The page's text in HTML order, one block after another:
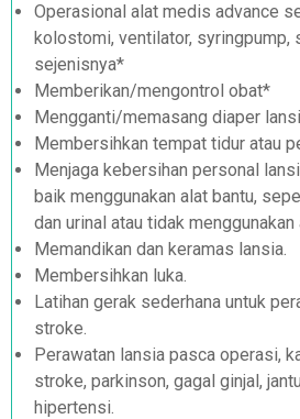
Operasional alat medis advance
kolostomi, ventilator, syringpump,
sejenisnya*
Memberikan/mengontrol obat*
Mengganti/memasang diaper
Membersihkan tempat tidur atau
Menjaga kebersihan personal
baik menggunakan alat bantu,
dan urinal atau tidak menggunakan
Memandikan dan keramas lansia.
Membersihkan luka.
Latihan gerak sederhana untuk
stroke.
Perawatan lansia pasca operasi,
stroke, parkinson, gagal ginjal,
hipertensi.